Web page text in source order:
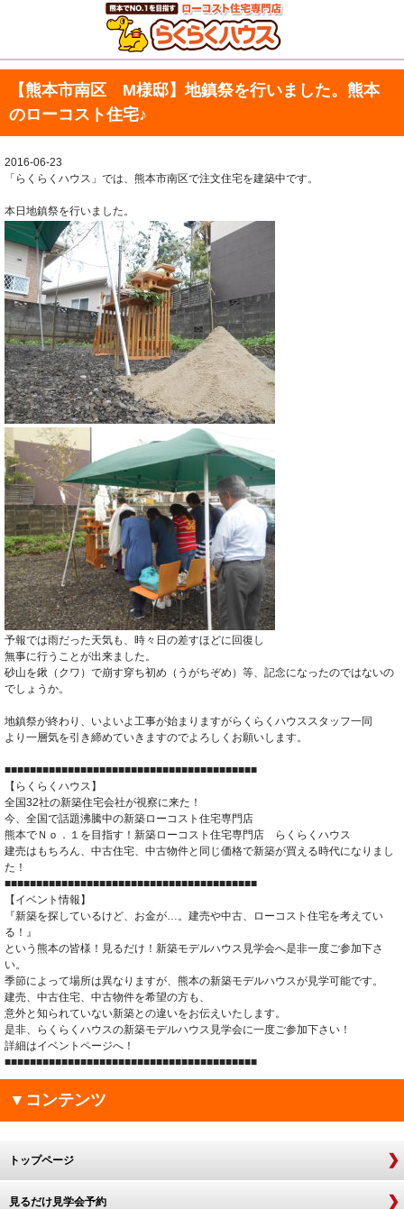
【熊本市南区 M様邸】地鎮祭を行いました。熊本
のローコスト住宅♪
2016-06-23
「らくらくハウス」では、熊本市南区で注文住宅を建築中です。
本日地鎮祭を行いました。
予報では雨だった天気も、時々日の差すほどに回復し
無事に行うことが出来ました。
砂山を鍬（クワ）で崩す穿ち初め（うがちぞめ）等、記念になったのではないの
でしょうか。
地鎮祭が終わり、いよいよ工事が始まりますがらくらくハウススタッフ一同
より一層気を引き締めていきますのでよろしくお願いします。
■■■■■■■■■■■■■■■■■■■■■■■■■■■■■■■■■■■■■■■■
【らくらくハウス】
全国32社の新築住宅会社が視察に来た！
今、全国で話題沸騰中の新築ローコスト住宅専門店
熊本でＮｏ．１を目指す！新築ローコスト住宅専門店 らくらくハウス
建売はもちろん、中古住宅、中古物件と同じ価格で新築が買える時代になりまし
た！
■■■■■■■■■■■■■■■■■■■■■■■■■■■■■■■■■■■■■■■■
【イベント情報】
『新築を探しているけど、お金が…。建売や中古、ローコスト住宅を考えてい
る！』
という熊本の皆様！見るだけ！新築モデルハウス見学会へ是非一度ご参加下さ
い。
季節によって場所は異なりますが、熊本の新築モデルハウスが見学可能です。
建売、中古住宅、中古物件を希望の方も、
意外と知られていない新築との違いをお伝えいたします。
是非、らくらくハウスの新築モデルハウス見学会に一度ご参加下さい！
詳細はイベントページへ！
■■■■■■■■■■■■■■■■■■■■■■■■■■■■■■■■■■■■■■■■
▼コンテンツ
トップページ
見るだけ見学会予約